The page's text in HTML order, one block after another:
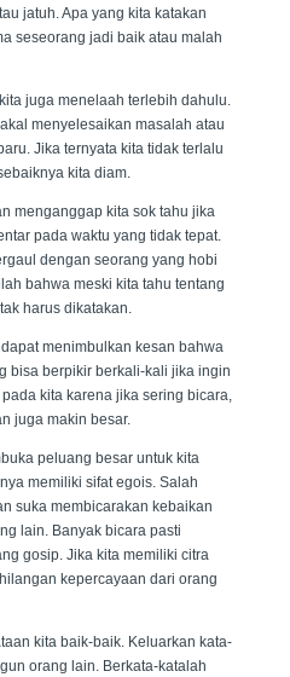
jatuh. Apa yang kita katakan
seseorang jadi baik atau malah
juga menelaah terlebih dahulu.
menyelesaikan masalah atau
Jika ternyata kita tidak terlalu
kita diam.
menganggap kita sok tahu jika
pada waktu yang tidak tepat.
dengan seorang yang hobi
bahwa meski kita tahu tentang
harus dikatakan.
menimbulkan kesan bahwa
bisa berpikir berkali-kali jika ingin
kita karena jika sering bicara,
juga makin besar.
peluang besar untuk kita
memiliki sifat egois. Salah
suka membicarakan kebaikan
lain. Banyak bicara pasti
gosip. Jika kita memiliki citra
kepercayaan dari orang
kita baik-baik. Keluarkan kata-
orang lain. Berkata-katalah